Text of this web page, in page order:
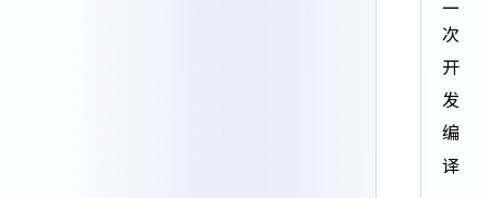
次
开
发
编
译